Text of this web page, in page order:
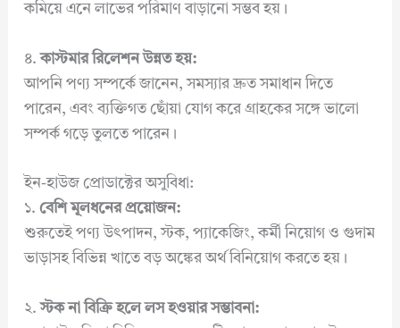
কমিয়ে এনে লাভের পরিমাণ বাড়ানো সম্ভব হয়।
৪.কাস্টমার রিলেশন উন্নত হয়:
আপনি পণ্য সম্পর্কে জানেন, সমস্যার দ্রুত সমাধান দিতে
পারেন, এবং ব্যক্তিগত ছোঁয়া যোগ করে গ্রাহকের সঙ্গে ভালো
সম্পর্ক গড়ে তুলতে পারেন।
ইন-হাউজ প্রোডাক্টের অসুবিধা:
১. বেশি মূলধনের প্রয়োজন:
শুরুতেই পণ্য উৎপাদন, স্টক, প্যাকেজিং, কর্মী নিয়োগ ও গুদাম
ভাড়াসহ বিভিন্ন খাতে বড় অঙ্কের অর্থ বিনিয়োগ করতে হয়।
২.স্টক না বিক্রি হলে লস হওয়ার সম্ভাবনা: